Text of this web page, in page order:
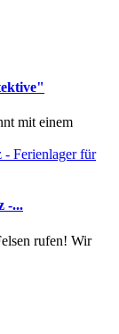
mit einem
-...
rufen! Wir